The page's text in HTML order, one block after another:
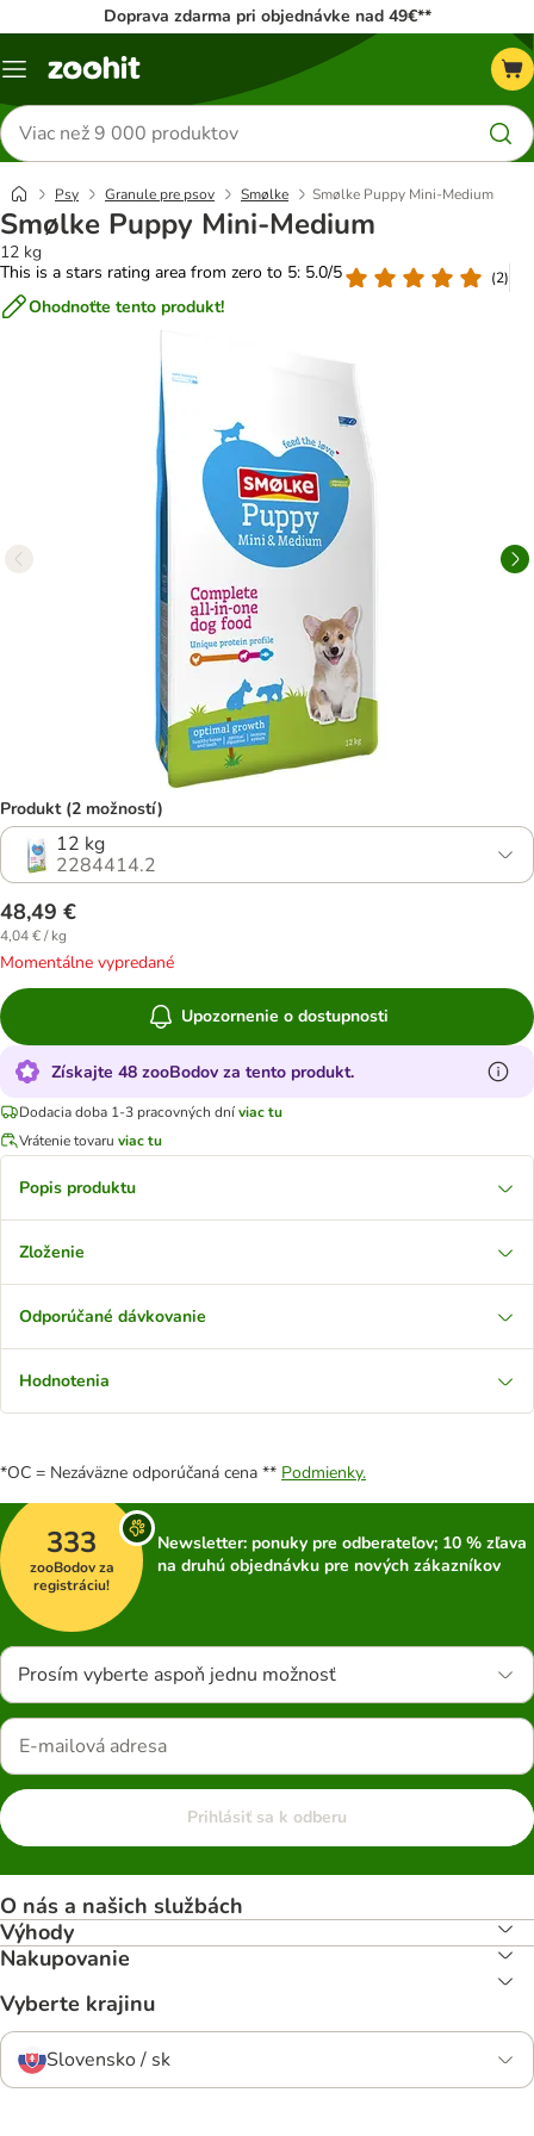
Doprava zdarma pri objednávke nad 49€**
Kategórie
Hľadať
produkty
Psy Granule pre psov Smølke Smølke Puppy Mini-Medium
Smølke Puppy Mini-Medium
12 kg
This is a stars rating area from zero to 5: 5.0/5
(2)
Ohodnoťte tento produkt!
Produkt (2 možností)
12 kg
2284414.2
48,49 €
4,04 € / kg
Momentálne vypredané
Upozornenie o dostupnosti
Získajte 48 zooBodov za tento produkt.
Dodacia doba 1-3 pracovných dníviac tu
Vrátenie tovaru viac tu
Popis produktu
Zloženie
Odporúčané dávkovanie
Hodnotenia
*OC = Nezáväzne odporúčaná cena ** Podmienky.
333
zooBodov za
registráciu!
Newsletter: ponuky pre odberateľov; 10 % zľava
na druhú objednávku pre nových zákazníkov
Prosím vyberte aspoň jednu možnosť
Prihlásiť sa k odberu
O nás a našich službách
Výhody
Nakupovanie
Vyberte krajinu
Slovensko / sk